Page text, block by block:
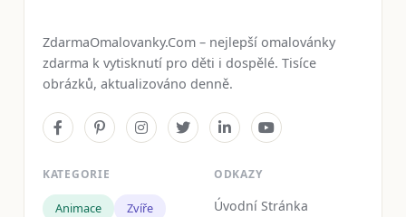
ZdarmaOmalovanky.Com – nejlepší omalovánky
zdarma k vytisknutí pro děti i dospělé. Tisíce
obrázků, aktualizováno denně.
KATEGORIE
Animace
Zvíře
ODKAZY
Úvodní Stránka